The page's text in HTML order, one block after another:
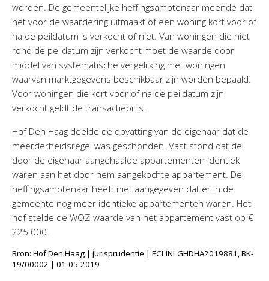
worden. De gemeentelijke heffingsambtenaar meende dat
het voor de waardering uitmaakt of een woning kort voor of
na de peildatum is verkocht of niet. Van woningen die niet
rond de peildatum zijn verkocht moet de waarde door
middel van systematische vergelijking met woningen
waarvan marktgegevens beschikbaar zijn worden bepaald.
Voor woningen die kort voor of na de peildatum zijn
verkocht geldt de transactieprijs.
Hof Den Haag deelde de opvatting van de eigenaar dat de
meerderheidsregel was geschonden. Vast stond dat de
door de eigenaar aangehaalde appartementen identiek
waren aan het door hem aangekochte appartement. De
heffingsambtenaar heeft niet aangegeven dat er in de
gemeente nog meer identieke appartementen waren. Het
hof stelde de WOZ-waarde van het appartement vast op €
225.000.
Bron: Hof Den Haag | jurisprudentie | ECLINLGHDHA2019881, BK-
19/00002 | 01-05-2019